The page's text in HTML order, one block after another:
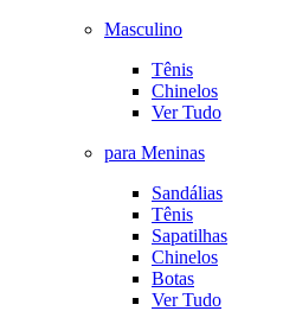
Masculino
Tênis
Chinelos
Ver Tudo
para Meninas
Sandálias
Tênis
Sapatilhas
Chinelos
Botas
Ver Tudo